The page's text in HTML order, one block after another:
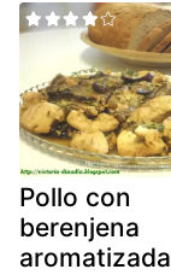
Pollo con
berenjena
aromatizada